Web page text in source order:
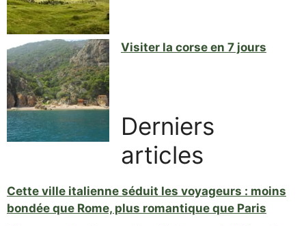
Visiter la corse en 7 jours
Derniers
articles
Cette ville italienne séduit les voyageurs : moins
bondée que Rome, plus romantique que Paris